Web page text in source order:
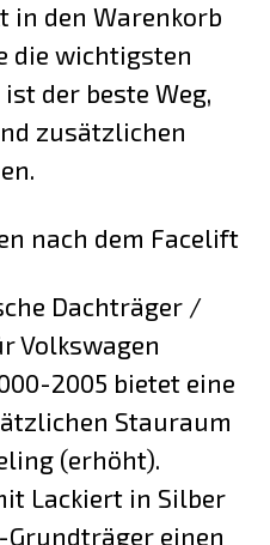
in den Warenkorb
die wichtigsten
der beste Weg,
zusätzlichen
nach dem Facelift
Dachträger /
Volkswagen
2005 bietet eine
Stauraum
(erhöht).
Lackiert in Silber
einen